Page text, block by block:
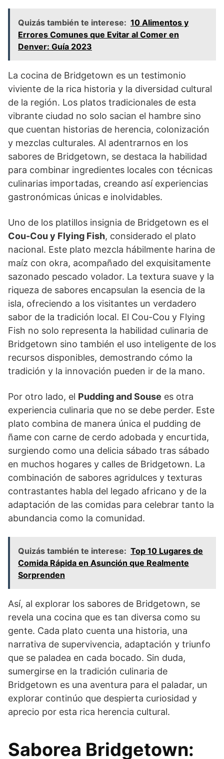
Quizás también te interese: 10 Alimentos y
Errores Comunes que Evitar al Comer en
Denver: Guía 2023
La cocina de Bridgetown es un testimonio
viviente de la rica historia y la diversidad cultural
de la región. Los platos tradicionales de esta
vibrante ciudad no solo sacian el hambre sino
que cuentan historias de herencia, colonización
y mezclas culturales. Al adentrarnos en los
sabores de Bridgetown, se destaca la habilidad
para combinar ingredientes locales con técnicas
culinarias importadas, creando así experiencias
gastronómicas únicas e inolvidables.
Uno de los platillos insignia de Bridgetown es el
Cou-Cou y Flying Fish, considerado el plato
nacional. Este plato mezcla hábilmente harina de
maíz con okra, acompañado del exquisitamente
sazonado pescado volador. La textura suave y la
riqueza de sabores encapsulan la esencia de la
isla, ofreciendo a los visitantes un verdadero
sabor de la tradición local. El Cou-Cou y Flying
Fish no solo representa la habilidad culinaria de
Bridgetown sino también el uso inteligente de los
recursos disponibles, demostrando cómo la
tradición y la innovación pueden ir de la mano.
Por otro lado, el Pudding and Souse es otra
experiencia culinaria que no se debe perder. Este
plato combina de manera única el pudding de
ñame con carne de cerdo adobada y encurtida,
surgiendo como una delicia sábado tras sábado
en muchos hogares y calles de Bridgetown. La
combinación de sabores agridulces y texturas
contrastantes habla del legado africano y de la
adaptación de las comidas para celebrar tanto la
abundancia como la comunidad.
Quizás también te interese: Top 10 Lugares de
Comida Rápida en Asunción que Realmente
Sorprenden
Así, al explorar los sabores de Bridgetown, se
revela una cocina que es tan diversa como su
gente. Cada plato cuenta una historia, una
narrativa de supervivencia, adaptación y triunfo
que se paladea en cada bocado. Sin duda,
sumergirse en la tradición culinaria de
Bridgetown es una aventura para el paladar, un
explorar continúo que despierta curiosidad y
aprecio por esta rica herencia cultural.
Saborea Bridgetown: